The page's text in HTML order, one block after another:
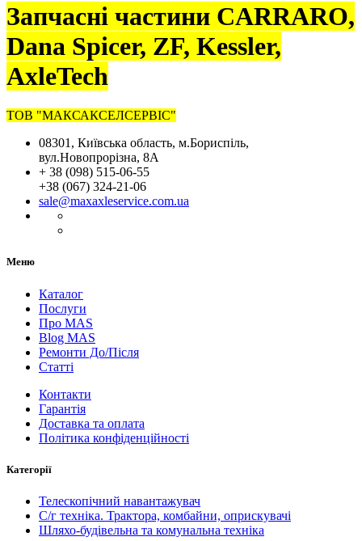
Запчасні частини CARRARO,
Dana Spicer, ZF, Kessler,
AxleTech
ТОВ "МАКСАКСЕЛСЕРВІС"
08301, Київська область, м.Бориспіль,
вул.Новопрорізна, 8А
+ 38 (098) 515-06-55
+38 (067) 324-21-06
sale@maxaxleservice.com.ua
Меню
Каталог
Послуги
Про MAS
Blog MAS
Ремонти До/Після
Статті
Контакти
Гарантія
Доставка та оплата
Політика конфіденційності
Категорії
Телескопічний навантажувач
С/г техніка. Трактора, комбайни, оприскувачі
Шляхо-будівельна та комунальна техніка